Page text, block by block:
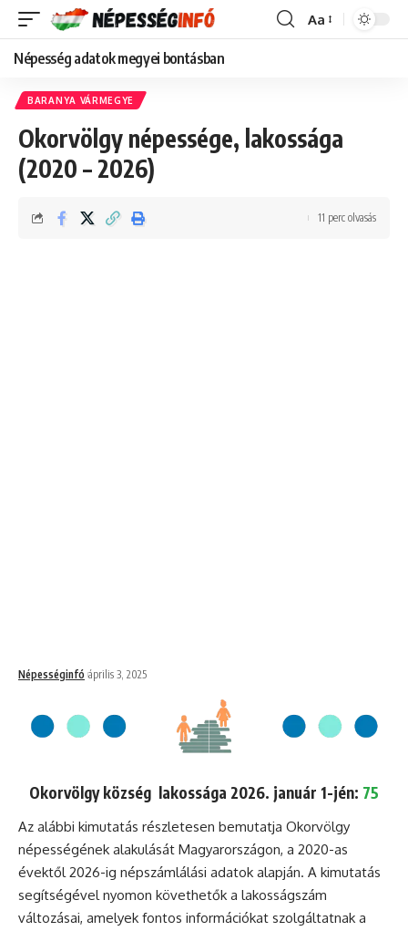
Font
Aa
Népesség adatok megyei bontásban
BARANYA VÁRMEGYE
Okorvölgy népessége, lakossága
(2020 – 2026)
Népességinfó április 3, 2025
11 perc olvasás
Okorvölgy község lakossága 2026. január 1-jén: 75
Az alábbi kimutatás részletesen bemutatja Okorvölgy
népességének alakulását Magyarországon, a 2020-as
évektől 2026-ig népszámlálási adatok alapján. A kimutatás
segítségével nyomon követhetők a lakosságszám
változásai, amelyek fontos információkat szolgáltatnak a